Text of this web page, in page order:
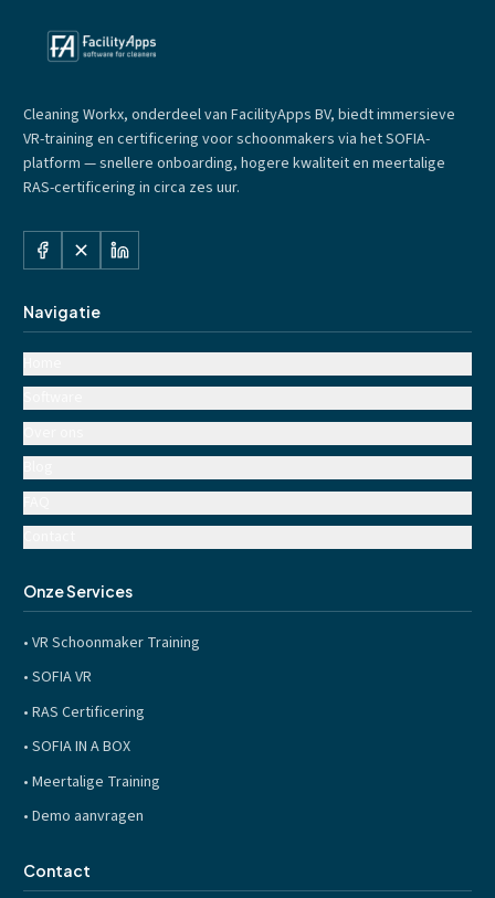
Cleaning Workx, onderdeel van FacilityApps BV, biedt immersieve
VR-training en certificering voor schoonmakers via het SOFIA-
platform — snellere onboarding, hogere kwaliteit en meertalige
RAS-certificering in circa zes uur.
Navigatie
Onze Services
• VR Schoonmaker Training
• SOFIA VR
• RAS Certificering
• SOFIA IN A BOX
• Meertalige Training
• Demo aanvragen
Contact